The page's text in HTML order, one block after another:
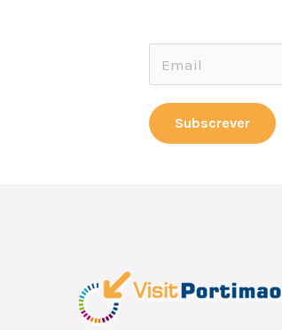
E
a
i
l
m
a
i
Subscrever